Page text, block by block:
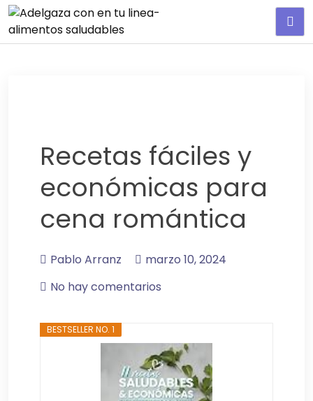
Recetas fáciles y
económicas para
cena romántica
Pablo Arranz
marzo 10, 2024
No hay comentarios
BESTSELLER NO. 1